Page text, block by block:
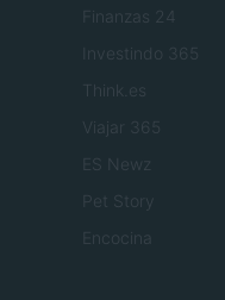
Finanzas 24
Investindo 365
Think.es
Viajar 365
ES Newz
Pet Story
Encocina